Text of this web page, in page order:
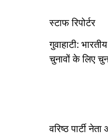
स्टाफ रिपोर्टर
गुवाहाटी:
चुनावों के लिए
वरिष्ठ पार्टी